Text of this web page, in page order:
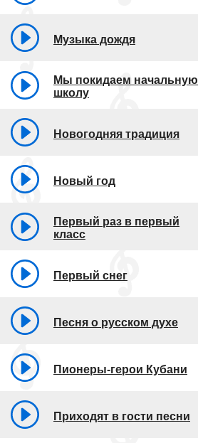
Музыка дождя
Мы покидаем начальную
школу
Новогодняя традиция
Новый год
Первый раз в первый
класс
Первый снег
Песня о русском духе
Пионеры-герои Кубани
Приходят в гости песни